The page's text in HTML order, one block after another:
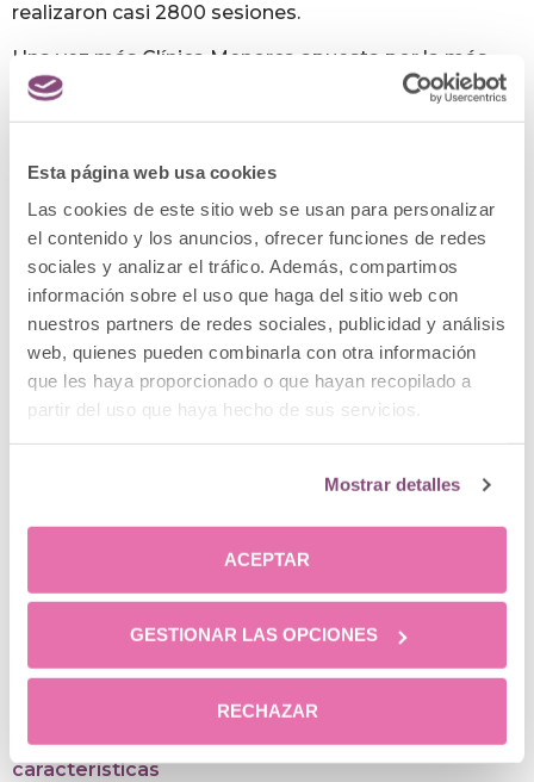
Esta página web usa cookies
Las cookies de este sitio web se usan para personalizar
el contenido y los anuncios, ofrecer funciones de redes
sociales y analizar el tráfico. Además, compartimos
información sobre el uso que haga del sitio web con
nuestros partners de redes sociales, publicidad y análisis
web, quienes pueden combinarla con otra información
que les haya proporcionado o que hayan recopilado a
partir del uso que haya hecho de sus servicios.
Mostrar detalles
ACEPTAR
GESTIONAR LAS OPCIONES
RECHAZAR
realizaron casi 2800 sesiones.
Una vez más Clínica Menorca apuesta por la más
avanzada tecnología para ofrecer seguridad,
Posts relacionados
¿Qué es el láser soprano? Beneficios y
características